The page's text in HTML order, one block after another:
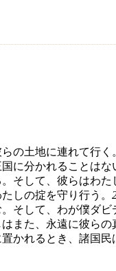
の土地に連れて行く
に分かれることはな
そして、彼らはわ
しの掟を守り行う。
そして、わが僕ダビ
また、永遠に彼らの
かれるとき、諸国